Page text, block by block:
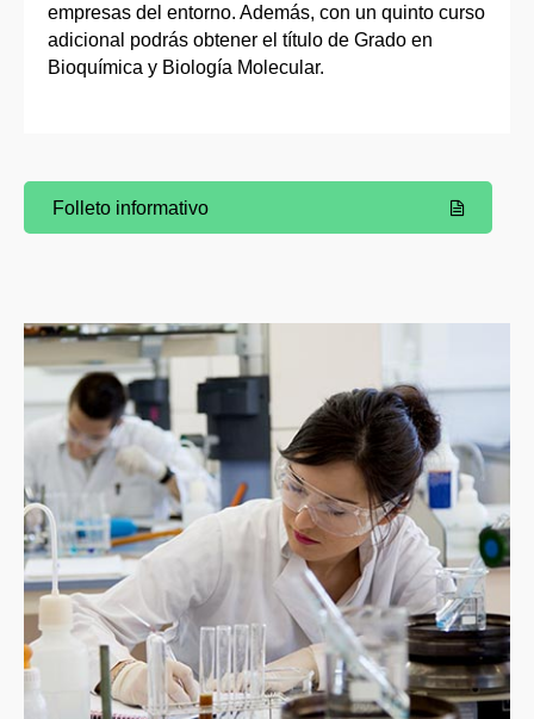
empresas del entorno. Además, con un quinto curso
adicional podrás obtener el título de Grado en
Bioquímica y Biología Molecular.
(Abre una nueva ventana)
Folleto informativo